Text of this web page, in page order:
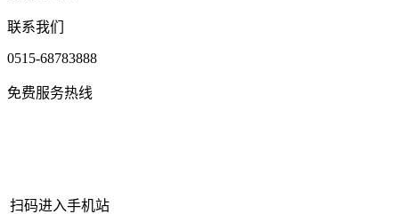
联系我们
0515-68783888
免费服务热线
扫码进入手机站